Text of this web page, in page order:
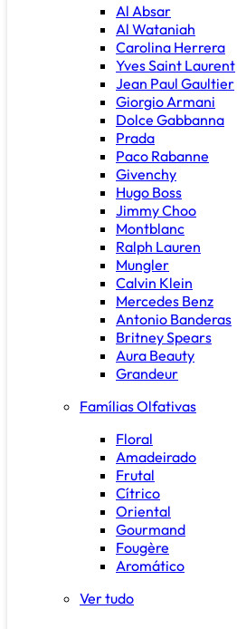
Al Absar
Al Wataniah
Carolina Herrera
Yves Saint Laurent
Jean Paul Gaultier
Giorgio Armani
Dolce Gabbanna
Prada
Paco Rabanne
Givenchy
Hugo Boss
Jimmy Choo
Montblanc
Ralph Lauren
Mungler
Calvin Klein
Mercedes Benz
Antonio Banderas
Britney Spears
Aura Beauty
Grandeur
Famílias Olfativas
Floral
Amadeirado
Frutal
Cítrico
Oriental
Gourmand
Fougère
Aromático
Ver tudo